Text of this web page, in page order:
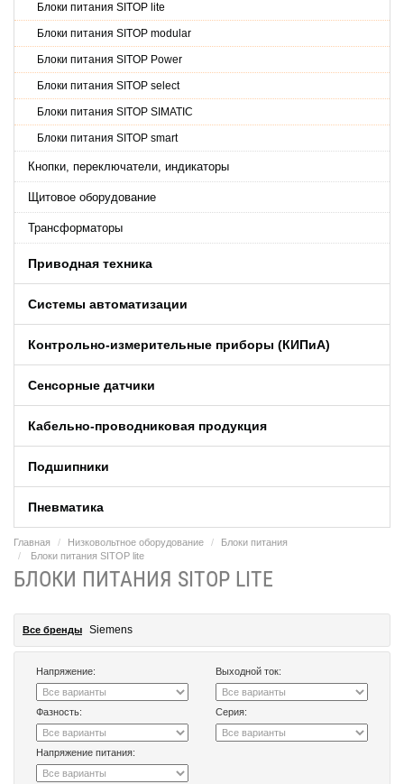
Блоки питания SITOP lite
Блоки питания SITOP modular
Блоки питания SITOP Power
Блоки питания SITOP select
Блоки питания SITOP SIMATIC
Блоки питания SITOP smart
Кнопки, переключатели, индикаторы
Щитовое оборудование
Трансформаторы
Приводная техника
Системы автоматизации
Контрольно-измерительные приборы (КИПиA)
Сенсорные датчики
Кабельно-проводниковая продукция
Подшипники
Пневматика
Главная Низковольтное оборудование
Блоки питания
Блоки питания SITOP lite
БЛОКИ ПИТАНИЯ SITOP LITE
Все бренды Siemens
Напряжение: Выходной ток:
Фазность: Серия:
Напряжение питания: